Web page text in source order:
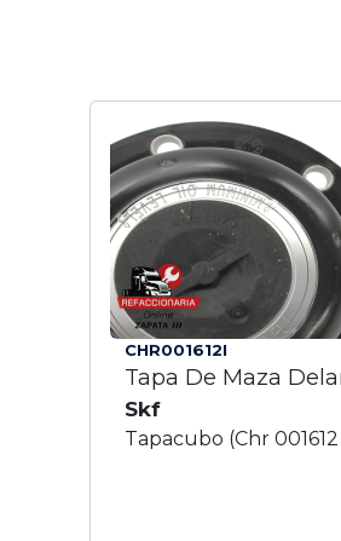
CHR001612I
Tapa De Maza
Skf
Tapacubo (Chr 001612